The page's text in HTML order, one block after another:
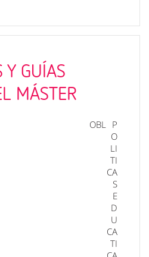
Y GUÍAS
MÁSTER
OBL P
O
LI
TI
CA
S
E
D
U
CA
TI